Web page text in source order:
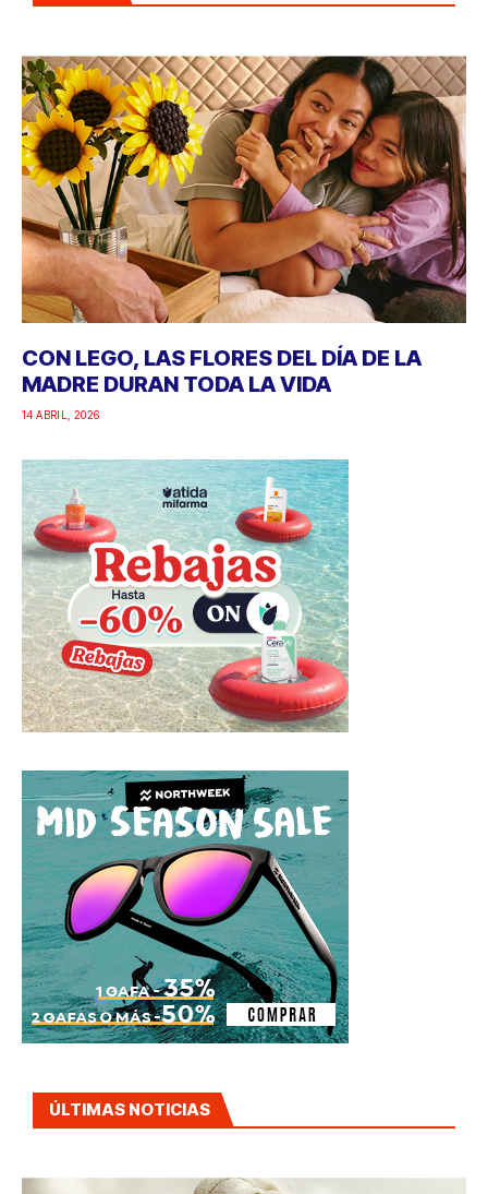
CON LEGO, LAS FLORES DEL DÍA DE LA
MADRE DURAN TODA LA VIDA
14 ABRIL, 2026
ÚLTIMAS NOTICIAS